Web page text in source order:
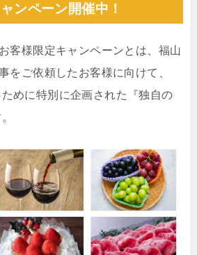
ンペーン開催中！
客様限定キャンペーンとは、福山
をご依頼したお客様に向けて、
ために特別に企画された『独自の